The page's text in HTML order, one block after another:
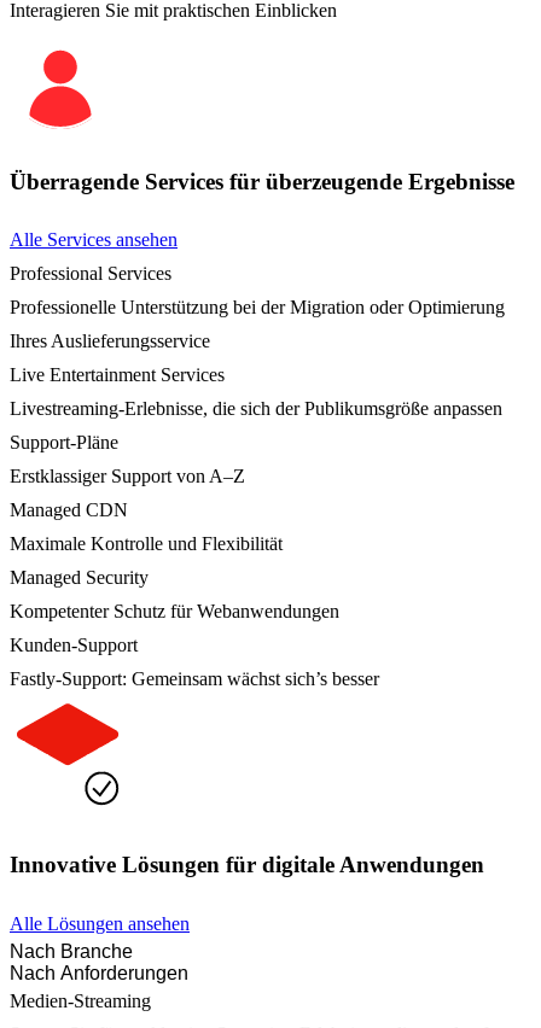
Interagieren Sie mit praktischen Einblicken
Überragende Services für überzeugende Ergebnisse
Alle Services ansehen
Professional Services
Professionelle Unterstützung bei der Migration oder Optimierung
Ihres Auslieferungsservice
Live Entertainment Services
Livestreaming-Erlebnisse, die sich der Publikumsgröße anpassen
Support-Pläne
Erstklassiger Support von A–Z
Managed CDN
Maximale Kontrolle und Flexibilität
Managed Security
Kompetenter Schutz für Webanwendungen
Kunden-Support
Fastly-Support: Gemeinsam wächst sich’s besser
Innovative Lösungen für digitale Anwendungen
Alle Lösungen ansehen
Nach Branche
Nach Anforderungen
Medien-Streaming